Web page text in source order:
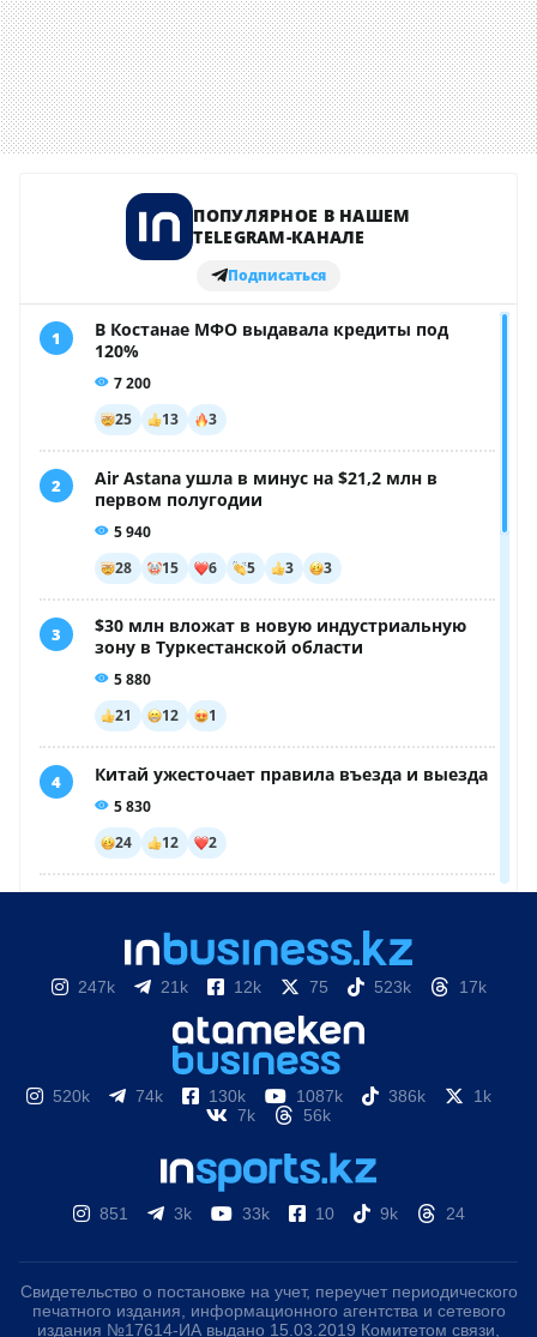
247k 21k 12k 75 523k 17k
520k 74k 130k 1087k 386k
1k
7k
56k
851 3k 33k 10 9k 24
Свидетельство о постановке на учет, переучет периодического
печатного издания, информационного агентства и сетевого
издания №17614-ИА выдано 15.03.2019 Комитетом связи,